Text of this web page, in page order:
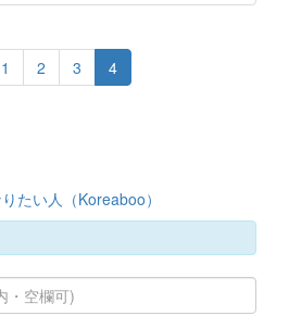
1 2 3 4
たい人（Koreaboo）